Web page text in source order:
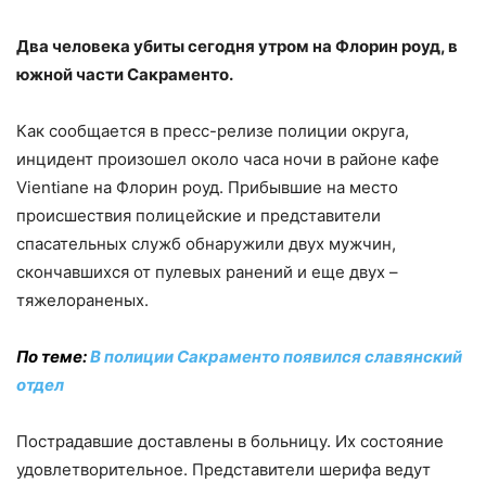
Два человека убиты сегодня утром на Флорин роуд, в
южной части Сакраменто.
Как сообщается в пресс-релизе полиции округа,
инцидент произошел около часа ночи в районе кафе
Vientiane на Флорин роуд. Прибывшие на место
происшествия полицейские и представители
спасательных служб обнаружили двух мужчин,
скончавшихся от пулевых ранений и еще двух –
тяжелораненых.
По теме:В полиции Сакраменто появился славянский
отдел
Пострадавшие доставлены в больницу. Их состояние
удовлетворительное. Представители шерифа ведут